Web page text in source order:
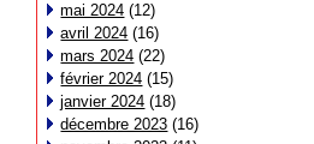
mai 2024 (12)
avril 2024 (16)
mars 2024 (22)
février 2024 (15)
janvier 2024 (18)
décembre 2023 (16)